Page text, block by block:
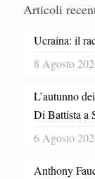
Articoli
Ucraina: il
8 Agosto
L’autunno
Di Battista a
6 Agosto
Anthony